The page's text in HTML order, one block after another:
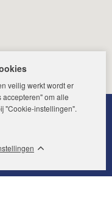
veilig werkt wordt er
om alle
"Cookie-instellingen".